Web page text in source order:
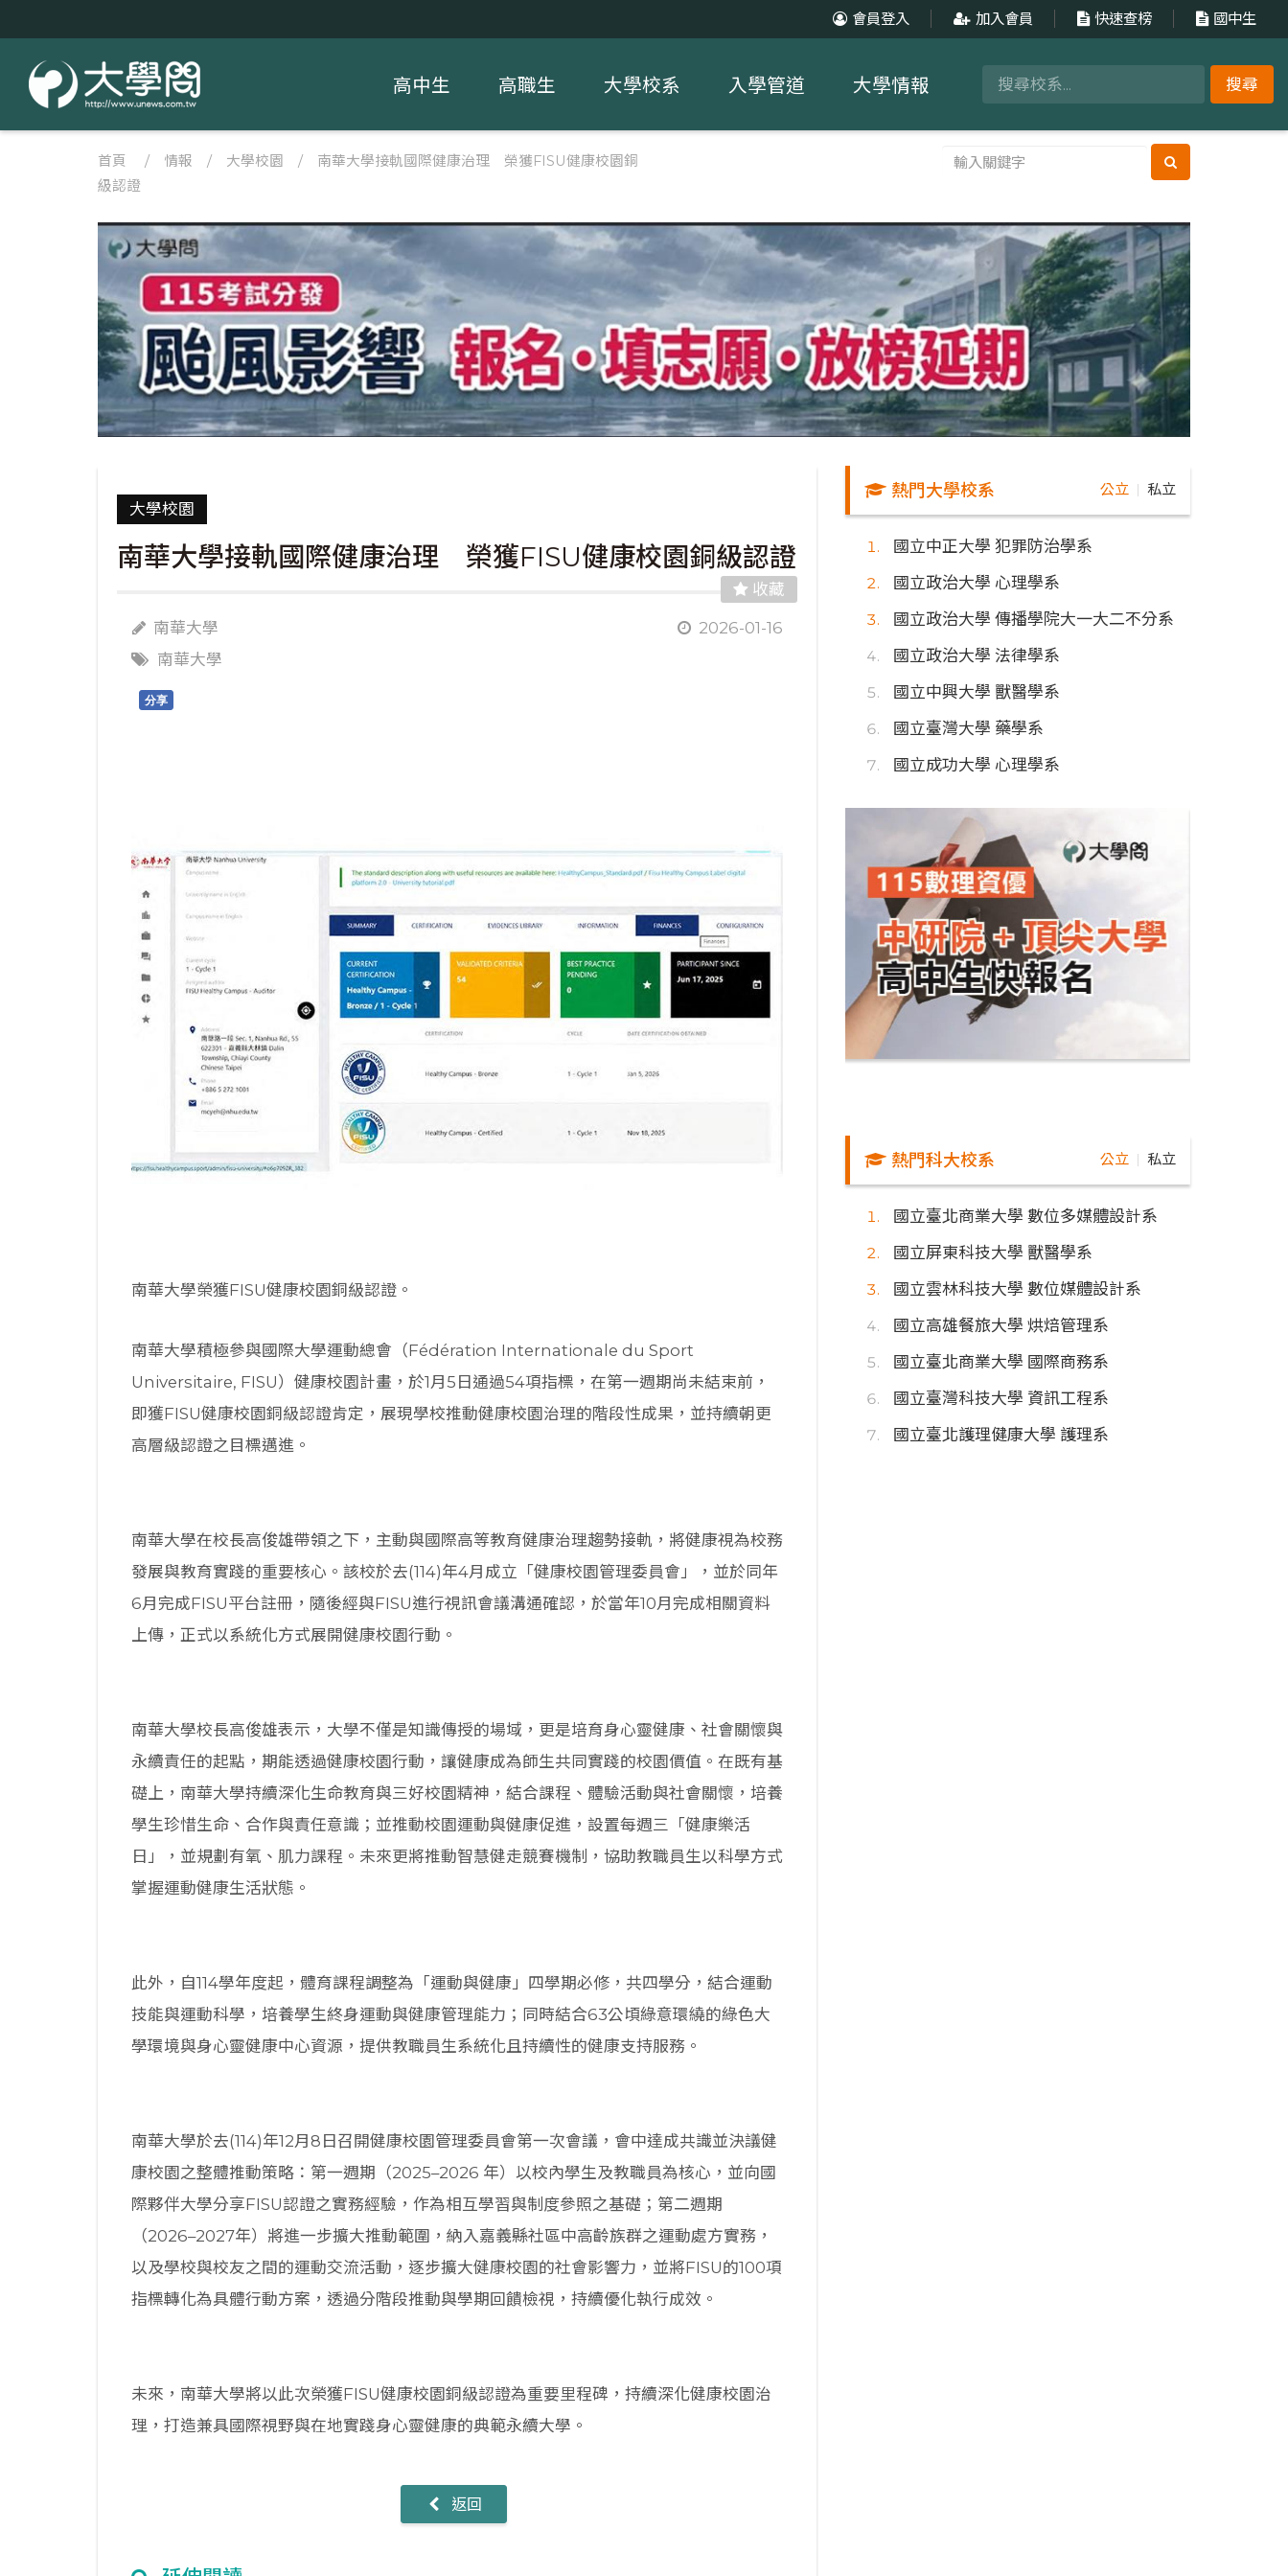
會員登入 加入會員 快速查榜 國中生
搜尋
高中生 高職生 大學校系 入學管道 大學情報
首頁 / 情報 / 大學校園 / 南華大學接軌國際健康治理 榮獲FISU健康校園銅
級認證
大學校園
南華大學接軌國際健康治理 榮獲FISU健康校園銅級認證
收藏
南華大學
2026-01-16
南華大學
分享
南華大學榮獲FISU健康校園銅級認證。
南華大學積極參與國際大學運動總會（Fédération Internationale du Sport
Universitaire, FISU）健康校園計畫，於1月5日通過54項指標，在第一週期尚未結束前，
即獲FISU健康校園銅級認證肯定，展現學校推動健康校園治理的階段性成果，並持續朝更
高層級認證之目標邁進。
南華大學在校長高俊雄帶領之下，主動與國際高等教育健康治理趨勢接軌，將健康視為校務
發展與教育實踐的重要核心。該校於去(114)年4月成立「健康校園管理委員會」，並於同年
6月完成FISU平台註冊，隨後經與FISU進行視訊會議溝通確認，於當年10月完成相關資料
上傳，正式以系統化方式展開健康校園行動。
南華大學校長高俊雄表示，大學不僅是知識傳授的場域，更是培育身心靈健康、社會關懷與
永續責任的起點，期能透過健康校園行動，讓健康成為師生共同實踐的校園價值。在既有基
礎上，南華大學持續深化生命教育與三好校園精神，結合課程、體驗活動與社會關懷，培養
學生珍惜生命、合作與責任意識；並推動校園運動與健康促進，設置每週三「健康樂活
日」，並規劃有氧、肌力課程。未來更將推動智慧健走競賽機制，協助教職員生以科學方式
掌握運動健康生活狀態。
此外，自114學年度起，體育課程調整為「運動與健康」四學期必修，共四學分，結合運動
技能與運動科學，培養學生終身運動與健康管理能力；同時結合63公頃綠意環繞的綠色大
學環境與身心靈健康中心資源，提供教職員生系統化且持續性的健康支持服務。
南華大學於去(114)年12月8日召開健康校園管理委員會第一次會議，會中達成共識並決議健
康校園之整體推動策略：第一週期（2025–2026 年）以校內學生及教職員為核心，並向國
際夥伴大學分享FISU認證之實務經驗，作為相互學習與制度參照之基礎；第二週期
（2026–2027年）將進一步擴大推動範圍，納入嘉義縣社區中高齡族群之運動處方實務，
以及學校與校友之間的運動交流活動，逐步擴大健康校園的社會影響力，並將FISU的100項
指標轉化為具體行動方案，透過分階段推動與學期回饋檢視，持續優化執行成效。
未來，南華大學將以此次榮獲FISU健康校園銅級認證為重要里程碑，持續深化健康校園治
理，打造兼具國際視野與在地實踐身心靈健康的典範永續大學。
返回
熱門大學校系 公立 私立
國立中正大學 犯罪防治學系
國立政治大學 心理學系
國立政治大學 傳播學院大一大二不分系
國立政治大學 法律學系
國立中興大學 獸醫學系
國立臺灣大學 藥學系
國立成功大學 心理學系
熱門科大校系 公立 私立
國立臺北商業大學 數位多媒體設計系
國立屏東科技大學 獸醫學系
國立雲林科技大學 數位媒體設計系
國立高雄餐旅大學 烘焙管理系
國立臺北商業大學 國際商務系
國立臺灣科技大學 資訊工程系
國立臺北護理健康大學 護理系